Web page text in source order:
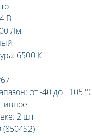
В
Лм
6500 К
от -40 до +105
2 шт